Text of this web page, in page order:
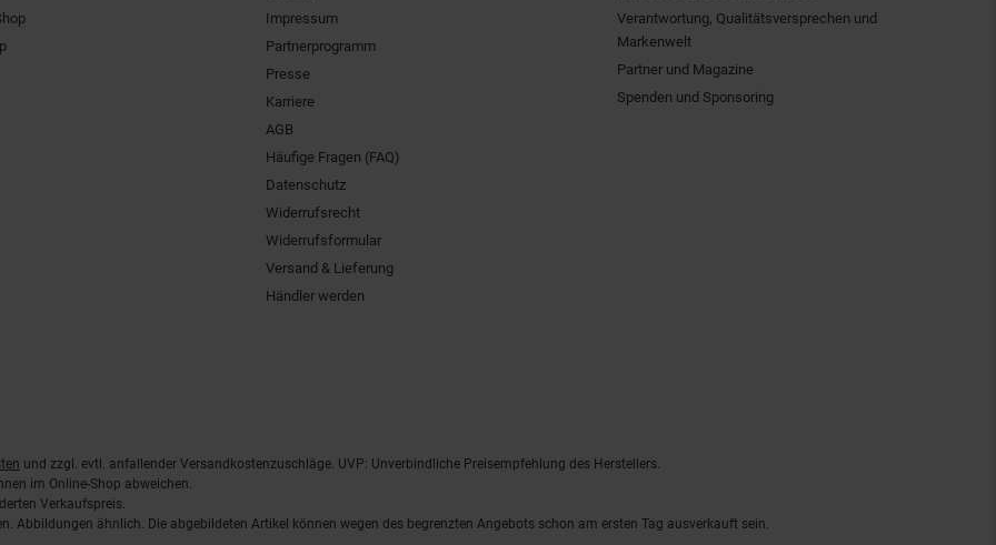
Impressum
Partnerprogramm
Presse
Karriere
AGB
Häufige Fragen (FAQ)
Datenschutz
Widerrufsrecht
Widerrufsformular
Versand & Lieferung
Händler werden
Verantwortung, Qualitätsversprechen und
Markenwelt
Partner und Magazine
Spenden und Sponsoring
und zzgl. evtl. anfallender Versandkostenzuschläge. UVP: Unverbindliche Preisempfehlung des Herstellers.
im Online-Shop abweichen.
Verkaufspreis.
Abbildungen ähnlich. Die abgebildeten Artikel können wegen des begrenzten Angebots schon am ersten Tag ausverkauft sein.